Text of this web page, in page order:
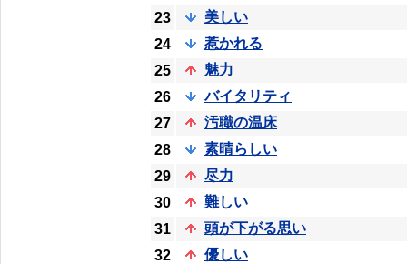
23
美しい
24
惹かれる
25
魅力
26
バイタリティ
27
汚職の温床
28
素晴らしい
29
尽力
30
難しい
31
頭が下がる思い
32
優しい